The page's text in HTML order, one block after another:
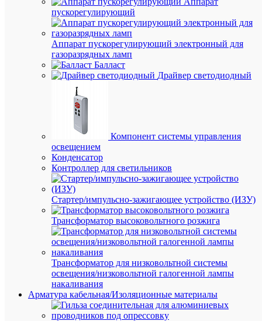
пускорегулирующий
Аппарат пускорегулирующий электронный для
газоразрядных ламп
Балласт
Драйвер светодиодный
Компонент системы управления
освещением
Конденсатор
Контроллер для светильников
Стартер/импульсно-зажигающее устройство (ИЗУ)
Трансформатор высоковольтного розжига
Трансформатор для низковольтной системы
освещения/низковольтной галогенной лампы
накаливания
Арматура кабельная/Изоляционные материалы